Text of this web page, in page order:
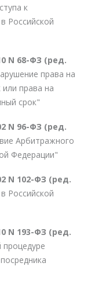
к
Российской
N 68-ФЗ (ред.
права на
права на
срок"
N 96-ФЗ (ред.
Арбитражного
Федерации"
N 102-ФЗ (ред.
Российской
N 193-ФЗ (ред.